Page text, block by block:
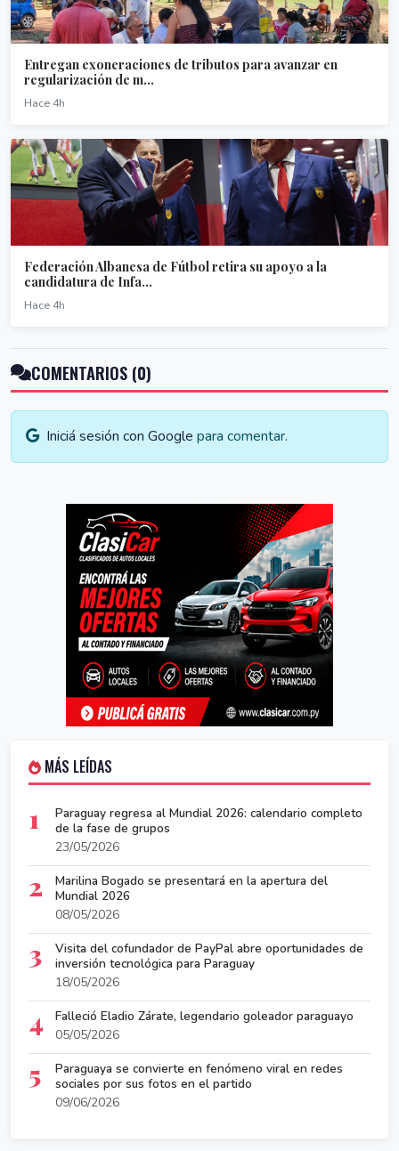
Entregan exoneraciones de tributos para avanzar en
regularización de m...
Hace 4h
Federación Albanesa de Fútbol retira su apoyo a la
candidatura de Infa...
Hace 4h
COMENTARIOS (0)
Iniciá sesión con Google para comentar.
MÁS LEÍDAS
1
Paraguay regresa al Mundial 2026: calendario completo
de la fase de grupos
23/05/2026
2
Marilina Bogado se presentará en la apertura del
Mundial 2026
08/05/2026
3
Visita del cofundador de PayPal abre oportunidades de
inversión tecnológica para Paraguay
18/05/2026
4
Falleció Eladio Zárate, legendario goleador paraguayo
05/05/2026
5
Paraguaya se convierte en fenómeno viral en redes
sociales por sus fotos en el partido
09/06/2026